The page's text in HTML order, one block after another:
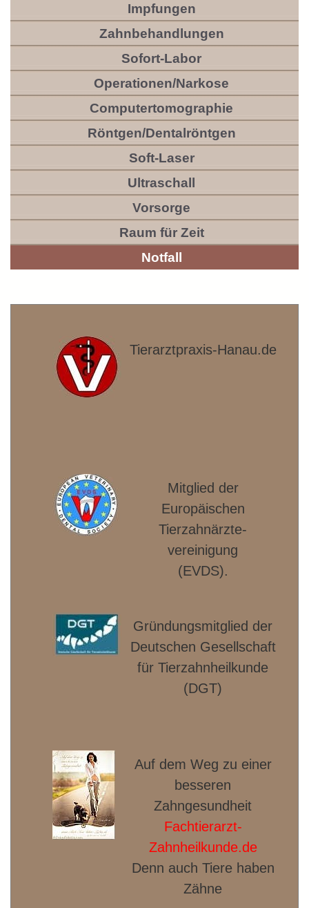
Impfungen
Zahnbehandlungen
Sofort-Labor
Operationen/Narkose
Computertomographie
Röntgen/Dentalröntgen
Soft-Laser
Ultraschall
Vorsorge
Raum für Zeit
Notfall
Tierarztpraxis-Hanau.de
Mitglied der
Europäischen
Tierzahnärzte­
vereinigung
(EVDS).
Gründungsmitglied der
Deut­schen Gesellschaft
für Tierzahnheilkunde
(DGT)
Auf dem Weg zu einer
besseren
Zahngesundheit
Fachtierarzt-
Zahnheilkunde.de
Denn auch Tiere haben
Zähne